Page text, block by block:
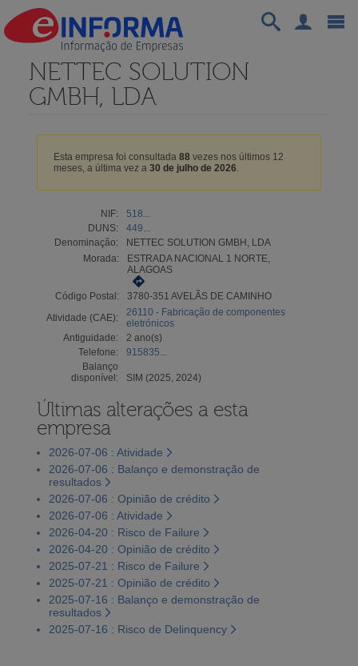
NETTEC SOLUTION
GMBH, LDA
Esta empresa foi consultada 88vezes nos últimos 12
meses, a última vez a 30 de julho de 2026.
NIF:
518...
DUNS:
449...
Denominação:
NETTEC SOLUTION GMBH, LDA
Morada:
ESTRADA NACIONAL 1 NORTE,
ALAGOAS
Código Postal:
3780-351 AVELÃS DE CAMINHO
Atividade (CAE):
26110 - Fabricação de componentes
eletrónicos
Antiguidade:
2 ano(s)
Telefone:
915835...
Balanço
disponível:
SIM (2025, 2024)
Últimas alterações a esta
empresa
2026-07-06 : Atividade
2026-07-06 : Balanço e demonstração de
resultados
2026-07-06 : Opinião de crédito
2026-07-06 : Atividade
2026-04-20 : Risco de Failure
2026-04-20 : Opinião de crédito
2025-07-21 : Risco de Failure
2025-07-21 : Opinião de crédito
2025-07-16 : Balanço e demonstração de
resultados
2025-07-16 : Risco de Delinquency